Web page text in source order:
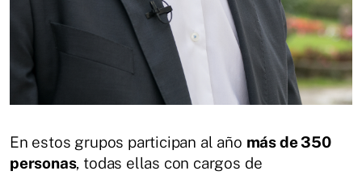
En estos grupos participan al año más de 350
personas, todas ellas con cargos de